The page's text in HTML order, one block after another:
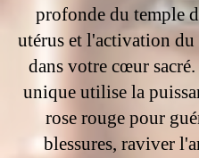
profonde du temple
utérus et l'activation
dans votre cœur
unique utilise la
rose rouge pour
blessures, raviver